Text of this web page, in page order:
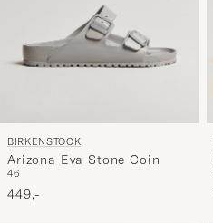
BIRKENSTOCK
Arizona Eva Stone Coin
46
449,-